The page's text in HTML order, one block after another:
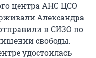
центра АНО ЦСО
Александра
в СИЗО по
свободы.
удостоилась